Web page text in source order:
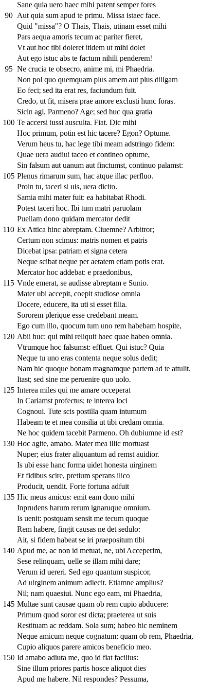
Sane quia uero haec mihi patent semper fores
90
Aut quia sum apud te primu. Missa istaec face.
Quid "missa"? O Thais, Thais, utinam esset mihi
Pars aequa amoris tecum ac pariter fieret,
Vt aut hoc tibi doleret itidem ut mihi dolet
Aut ego istuc abs te factum nihili penderem!
95 Ne crucia te obsecro, anime mi, mi Phaedria.
Non pol quo quemquam plus amem aut plus diligam
Eo feci; sed ita erat res, faciundum fuit.
Credo, ut fit, misera prae amore exclusti hunc foras.
Sicin agi, Parmeno? Age; sed huc qua gratia
100 Te accersi iussi ausculta. Fiat. Dic mihi
Hoc primum, potin est hic tacere? Egon? Optume.
Verum heus tu, hac lege tibi meam adstringo fidem:
Quae uera audiui taceo et contineo optume,
Sin falsum aut uanum aut finctumst, continuo palamst:
105 Plenus rimarum sum, hac atque illac perfluo.
Proin tu, taceri si uis, uera dicito.
Samia mihi mater fuit: ea habitabat Rhodi.
Potest taceri hoc. Ibi tum matri paruolam
Puellam dono quidam mercator dedit
110 Ex Attica hinc abreptam. Ciuemne? Arbitror;
Certum non scimus: matris nomen et patris
Dicebat ipsa: patriam et signa cetera
Neque scibat neque per aetatem etiam potis erat.
Mercator hoc addebat: e praedonibus,
115 Vnde emerat, se audisse abreptam e Sunio.
Mater ubi accepit, coepit studiose omnia
Docere, educere, ita uti si esset filia.
Sororem plerique esse credebant meam.
Ego cum illo, quocum tum uno rem habebam hospite,
120 Abii huc: qui mihi reliquit haec quae habeo omnia.
Vtrumque hoc falsumst: effluet. Qui istuc? Quia
Neque tu uno eras contenta neque solus dedit;
Nam hic quoque bonam magnamque partem ad te attulit.
Itast; sed sine me peruenire quo uolo.
125 Interea miles qui me amare occeperat
In Cariamst profectus; te interea loci
Cognoui. Tute scis postilla quam intumum
Habeam te et mea consilia ut tibi credam omnia.
Ne hoc quidem tacebit Parmeno. Oh dubiumne id est?
130 Hoc agite, amabo. Mater mea illic mortuast
Nuper; eius frater aliquantum ad remst auidior.
Is ubi esse hanc forma uidet honesta uirginem
Et fidibus scire, pretium sperans ilico
Producit, uendit. Forte fortuna adfuit
135 Hic meus amicus: emit eam dono mihi
Inprudens harum rerum ignaruque omnium.
Is uenit: postquam sensit me tecum quoque
Rem habere, fingit causas ne det sedulo:
Ait, si fidem habeat se iri praepositum tibi
140 Apud me, ac non id metuat, ne, ubi Acceperim,
Sese relinquam, uelle se illam mihi dare;
Verum id uereri. Sed ego quantum suspicor,
Ad uirginem animum adiecit. Etiamne amplius?
Nil; nam quaesiui. Nunc ego eam, mi Phaedria,
145 Multae sunt causae quam ob rem cupio abducere:
Primum quod soror est dicta; praeterea ut suis
Restituam ac reddam. Sola sum; habeo hic neminem
Neque amicum neque cognatum: quam ob rem, Phaedria,
Cupio aliquos parere amicos beneficio meo.
150 Id amabo adiuta me, quo id fiat facilius:
Sine illum priores partis hosce aliquot dies
Apud me habere. Nil respondes? Pessuma,